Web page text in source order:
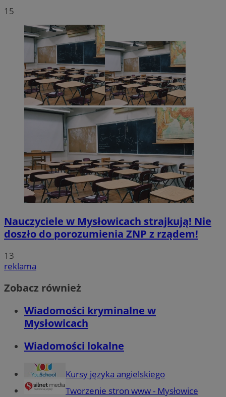
15
Nauczyciele w Mysłowicach strajkują! Nie
doszło do porozumienia ZNP z rządem!
13
reklama
Zobacz również
Wiadomości kryminalne w
Mysłowicach
Wiadomości lokalne
Kursy języka angielskiego
Tworzenie stron www - Mysłowice